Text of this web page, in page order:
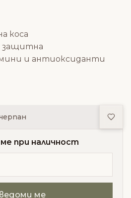
коса
защитна
и антиоксиданти
при наличност